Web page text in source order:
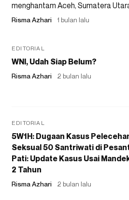
menghantam Aceh, Sumatera
Risma Azhari 1 bulan lalu
EDITORIAL
WNI, Udah Siap Belum?
Risma Azhari 2 bulan lalu
EDITORIAL
5W1H: Dugaan Kasus
Seksual 50 Santriwati di
Pati: Update Kasus Usai
2 Tahun
Risma Azhari 2 bulan lalu